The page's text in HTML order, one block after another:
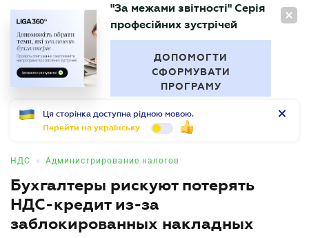
RU
БУХГАЛТЕР
"За межами звітності" Серія
професійних зустрічей
ДОПОМОГТИ
СФОРМУВАТИ
ПРОГРАМУ
Ця сторінка доступна рідною мовою.
Перейти на українську
НДС • Администрирование налогов
Бухгалтеры рискуют потерять
НДС-кредит из-за
заблокированных накладных